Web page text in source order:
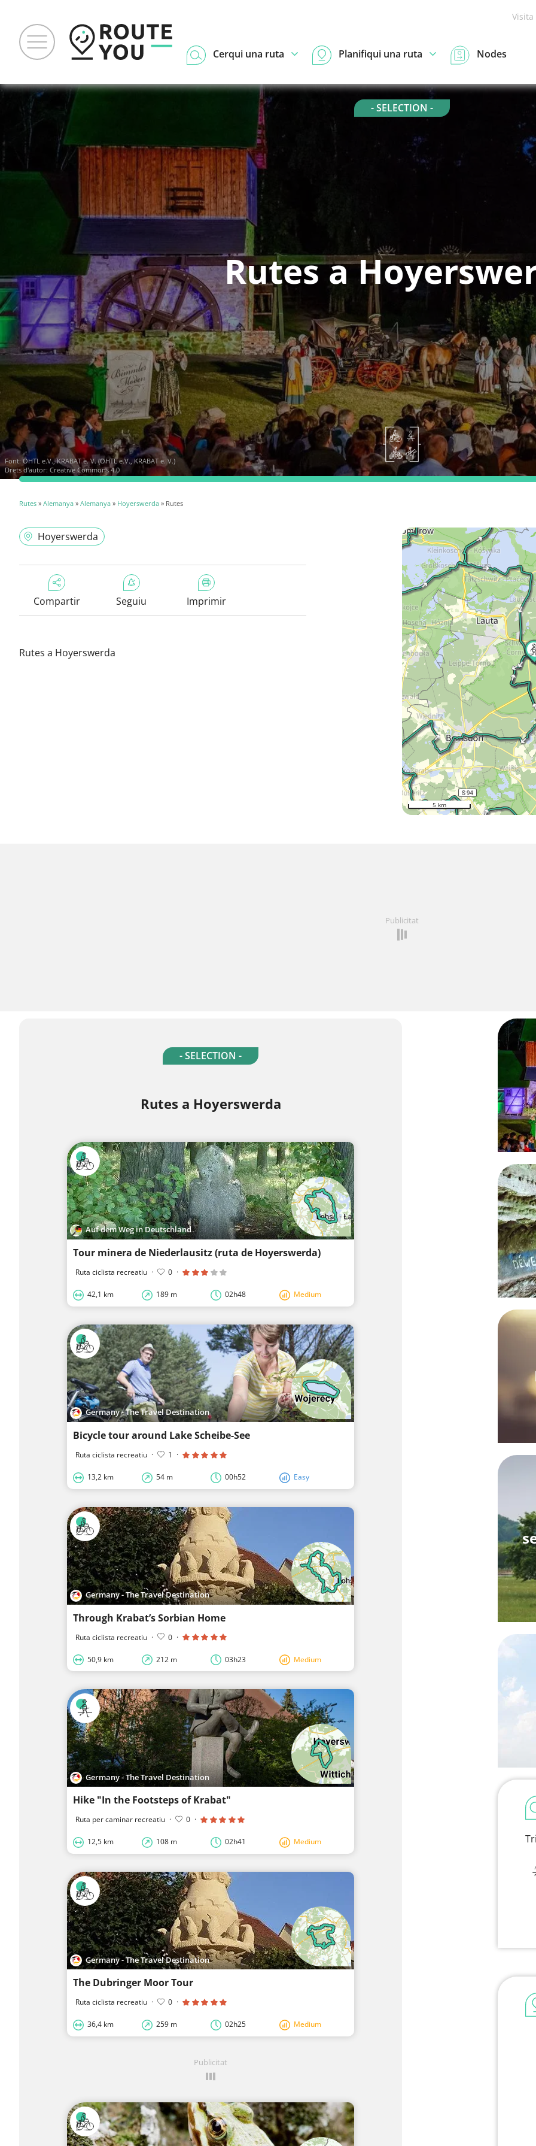
Cerqui una ruta Planifiqui una ruta Nodes
- SELECTION -
Rutes a
Font:OHTL e.V., KRABAT e. V. (OHTL e.V., KRABAT e. V.)
Drets d'autor: Creative Commons 4.0
Rutes » Alemanya » Alemanya » Hoyerswerda » Rutes
Hoyerswerda
Compartir Seguiu Imprimir
Rutes a Hoyerswerda
5 km
Publicitat
- SELECTION -
Rutes a Hoyerswerda
Auf dem Weg in Deutschland
Tour minera de Niederlausitz (ruta de Hoyerswerda)
Ruta ciclista recreatiu · 0 ·
42,1 km 189 m 02h48 Medium
Germany - The Travel Destination
Bicycle tour around Lake Scheibe-See
Ruta ciclista recreatiu · 1 ·
13,2 km 54 m 00h52 Easy
Germany - The Travel Destination
Through Krabat’s Sorbian Home
Ruta ciclista recreatiu · 0 ·
50,9 km 212 m 03h23 Medium
Germany - The Travel Destination
Hike "In the Footsteps of Krabat"
Ruta per caminar recreatiu · 0 ·
12,5 km 108 m 02h41 Medium
Germany - The Travel Destination
The Dubringer Moor Tour
Ruta ciclista recreatiu · 0 ·
36,4 km 259 m 02h25 Medium
Publicitat